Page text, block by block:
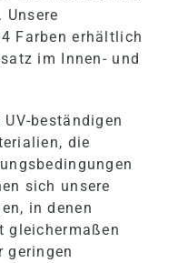
Unsere
Farben erhältlich
im Innen- und
beständigen
die
sich unsere
in denen
gleichermaßen
geringen